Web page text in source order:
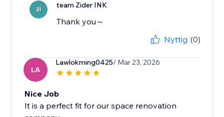
ZI team Zider INK
Thank you～
Nyttig (0)
LA
Lawlokming0425/ Mar 23, 2026
Nice Job
It is a perfect fit for our space renovation